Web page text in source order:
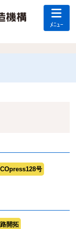
ﾒﾆｭｰ
号
開拓